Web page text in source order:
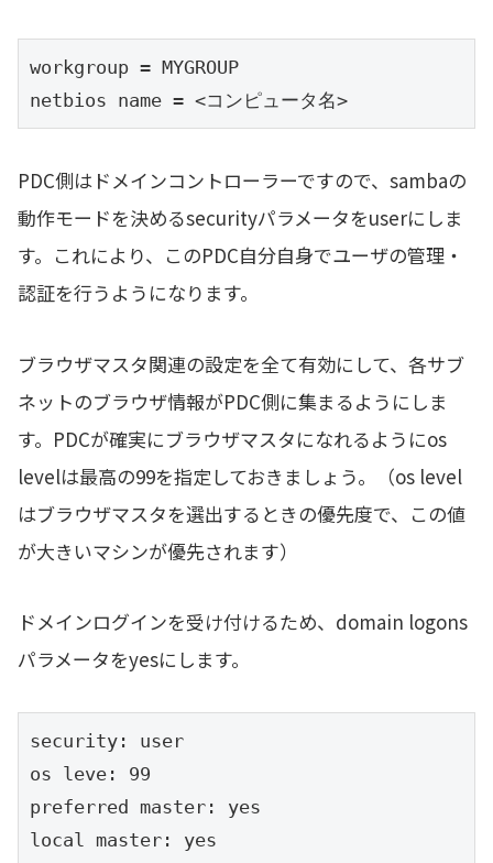
workgroup = MYGROUP
netbios name = <コンピュータ名>
PDC側はドメインコントローラーですので、sambaの
動作モードを決めるsecurityパラメータをuserにしま
す。これにより、このPDC自分自身でユーザの管理・
認証を行うようになります。
ブラウザマスタ関連の設定を全て有効にして、各サブ
ネットのブラウザ情報がPDC側に集まるようにしま
す。PDCが確実にブラウザマスタになれるようにos
levelは最高の99を指定しておきましょう。（os level
はブラウザマスタを選出するときの優先度で、この値
が大きいマシンが優先されます）
ドメインログインを受け付けるため、domain logons
パラメータをyesにします。
security: user
os leve: 99
preferred master: yes
local master: yes